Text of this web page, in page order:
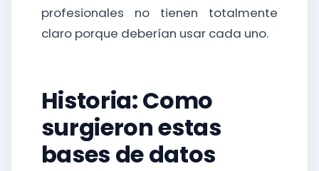
profesionales no tienen totalmente
claro porque deberían usar cada uno.
Historia: Como
surgieron estas
bases de datos